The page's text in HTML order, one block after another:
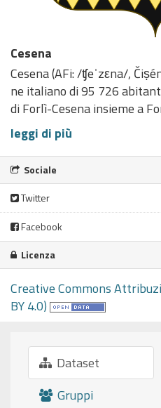
Cesena
Cesena (AFi: /ʧeˈzεna/,
ne italiano di 95 726
di Forlì-Cesena insieme a
leggi di più
Sociale
Twitter
Facebook
Licenza
Creative Commons
BY 4.0)
Dataset
Gruppi